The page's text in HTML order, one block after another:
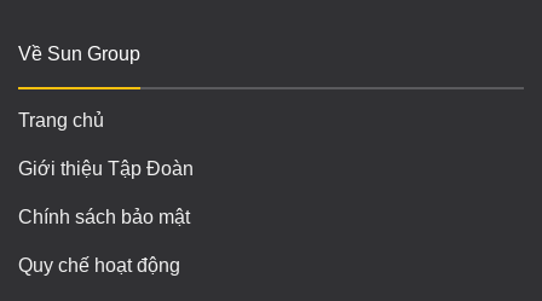
Về Sun Group
Trang chủ
Giới thiệu Tập Đoàn
Chính sách bảo mật
Quy chế hoạt động